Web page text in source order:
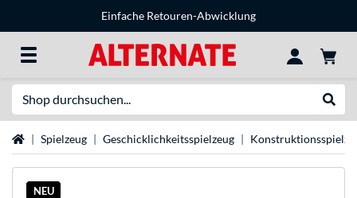
Einfache Retouren-Abwicklung
StartseiteSpielzeug Geschicklichkeitsspielzeug
NEU